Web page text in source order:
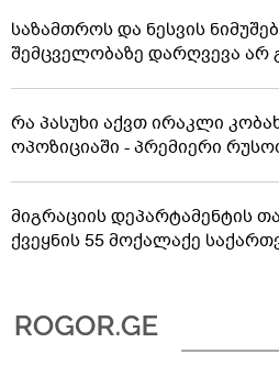
საზამთროს და ნესვის
შემცველობაზე დარღვევა არ
რა პასუხი აქვთ ირაკლი
ოპოზიციაში - პრემიერი
მიგრაციის დეპარტამენტის
ქვეყნის 55 მოქალაქე